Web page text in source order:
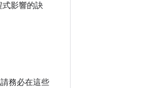
式影響的訣
務必在這些